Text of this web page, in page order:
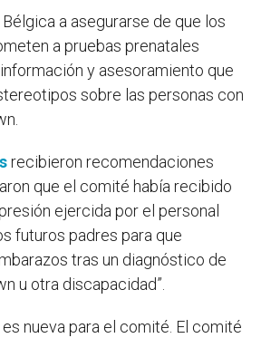
a asegurarse de que los
a pruebas prenatales
y asesoramiento que
sobre las personas con
recibieron recomendaciones
que el comité había recibido
ejercida por el personal
futuros padres para que
tras un diagnóstico de
u otra discapacidad”.
nueva para el comité. El comité